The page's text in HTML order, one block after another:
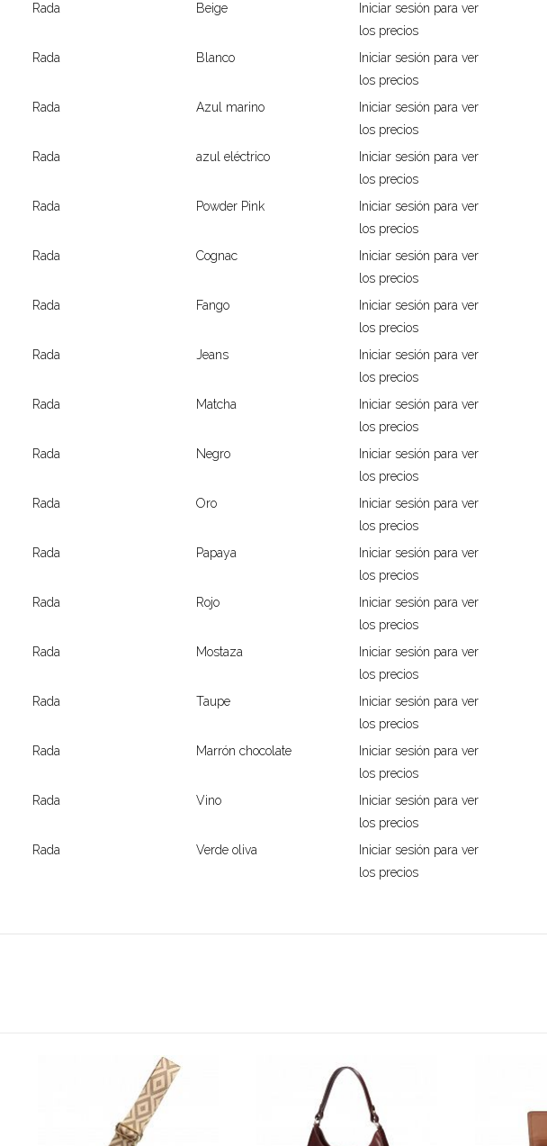
Rada Beige
Iniciar sesión para ver
los precios
Rada Blanco
Iniciar sesión para ver
los precios
Rada Azul marino
Iniciar sesión para ver
los precios
Rada azul eléctrico
Iniciar sesión para ver
los precios
Rada Powder Pink
Iniciar sesión para ver
los precios
Rada Cognac
Iniciar sesión para ver
los precios
Rada Fango
Iniciar sesión para ver
los precios
Rada Jeans
Iniciar sesión para ver
los precios
Rada Matcha
Iniciar sesión para ver
los precios
Rada Negro
Iniciar sesión para ver
los precios
Rada Oro
Iniciar sesión para ver
los precios
Rada Papaya
Iniciar sesión para ver
los precios
Rada Rojo
Iniciar sesión para ver
los precios
Rada Mostaza
Iniciar sesión para ver
los precios
Rada Taupe
Iniciar sesión para ver
los precios
Rada Marrón chocolate
Iniciar sesión para ver
los precios
Rada Vino
Iniciar sesión para ver
los precios
Rada Verde oliva
Iniciar sesión para ver
los precios